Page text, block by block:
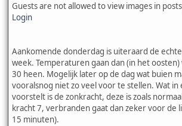
Guests are not allowed to view images in
Login
Aankomende donderdag is uiteraard de
week. Temperaturen gaan dan (in het
30 heen. Mogelijk later op de dag wat buien
vooralsnog niet zo veel voor te stellen. Wat in
voorstelt is de zonkracht, deze is zoals
kracht 7, verbranden gaat dan zeker voor de
15 minuten).